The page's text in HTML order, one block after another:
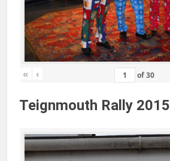
« ‹ of30
Teignmouth Rally 2015